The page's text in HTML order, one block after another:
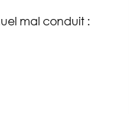
mal conduit :